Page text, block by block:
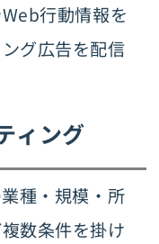
行動情報を
グ広告を配信
ィング
種・規模・所
数条件を掛け